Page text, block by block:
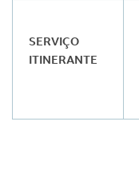
SERVIÇO
ITINERANTE